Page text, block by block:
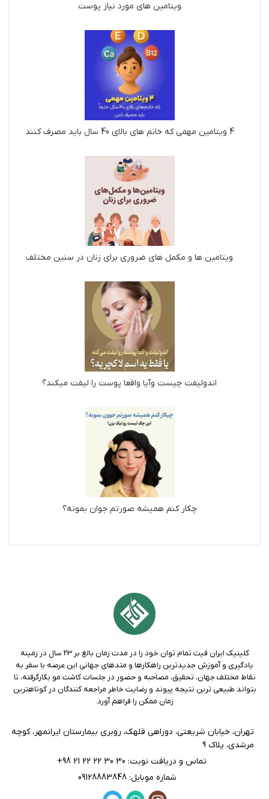
ویتامین های مورد نیاز پوست
4 ویتامین مهمی که خانم های بالای 40 سال باید مصرف کنند
ویتامین ها و مکمل های ضروری برای زنان در سنین مختلف
اندولیفت چیست وآیا واقعا پوست را لیفت میکند؟
چکار کنم همیشه صورتم جوان بمونه؟
کلینیک ايران فيت تمام توان خود را در مدت زمان بالغ بر 23 سال در زمينه
يادگيری و آموزش جديدترين راهکارها و متدهاي جهانی اين عرصه با سفر به
نقاط مختلف جهان، تحقيق، مصاحبه و حضور در جلسات کاشت مو بکارگرفته، تا
بتواند طبيعی ترين نتيجه پيوند و رضايت خاطر مراجعه کنندگان در کوتاهترين
زمان ممکن را فراهم آورد.
تهران، خيابان شريعتی، دوراهی قلهك، روبری بيمارستان ايرانمهر، كوچه
مرشدی، پلاك 9
تماس و دریافت نوبت: 30 30 22 22 21 98+
شماره موبایل: 09128883848